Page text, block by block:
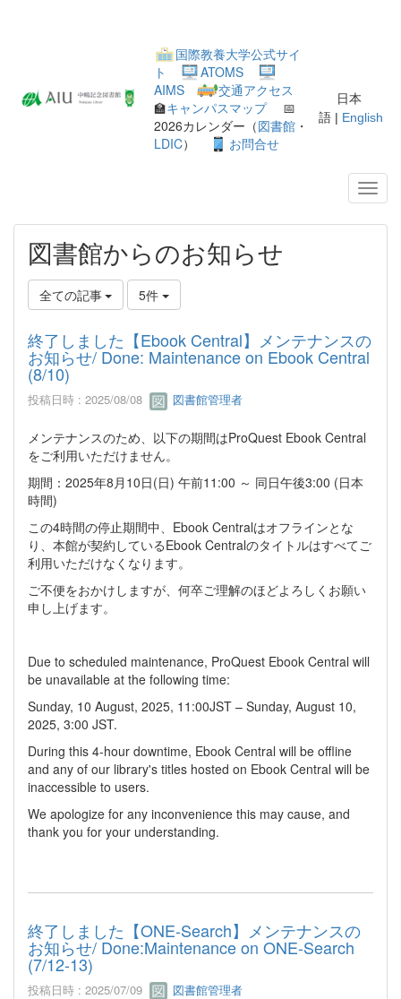
国際教養大学公式サイ
ト
ATOMS
AIMS
交通アクセス
🏫キャンパスマップ📅
2026カレンダー（図書館 ・
LDIC） お問合せ
日本
語 | English
図書館からのお知らせ
全ての記事 5件
終了しました【Ebook Central】メンテナンスの
お知らせ/ Done: Maintenance on Ebook Central
(8/10)
投稿日時 : 2025/08/08 図書館管理者
メンテナンスのため、以下の期間はProQuest Ebook Central
をご利用いただけません。
期間：2025年8月10日(日) 午前11:00 ～ 同日午後3:00 (日本
時間)
この4時間の停止期間中、Ebook Centralはオフラインとな
り、本館が契約しているEbook Centralのタイトルはすべてご
利用いただけなくなります。
ご不便をおかけしますが、何卒ご理解のほどよろしくお願い
申し上げます。
Due to scheduled maintenance, ProQuest Ebook Central will
be unavailable at the following time:
Sunday, 10 August, 2025, 11:00JST – Sunday, August 10,
2025, 3:00 JST.
During this 4-hour downtime, Ebook Central will be offline
and any of our library's titles hosted on Ebook Central will be
inaccessible to users.
We apologize for any inconvenience this may cause, and
thank you for your understanding.
終了しました【ONE-Search】メンテナンスの
お知らせ/ Done:Maintenance on ONE-Search
(7/12-13)
投稿日時 : 2025/07/09 図書館管理者